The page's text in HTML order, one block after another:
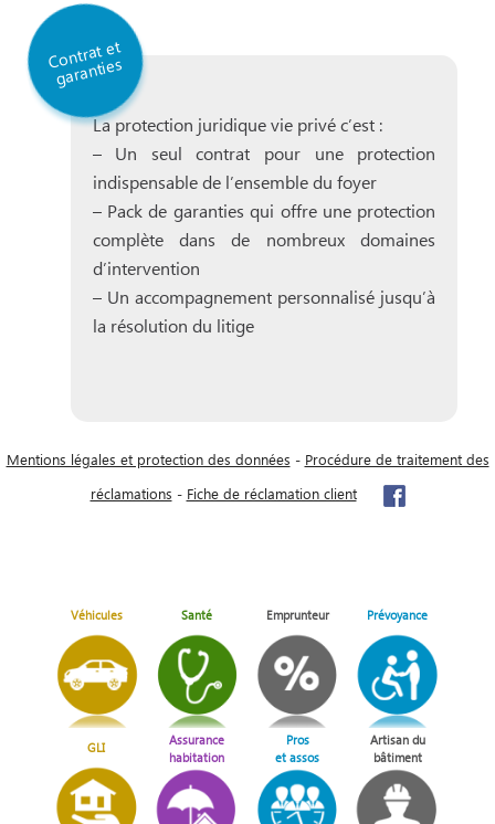
C
ontrat et
garanties
La protection juridique vie privé c’est :
– Un seul contrat pour une protection
indispensable de l’ensemble du foyer
– Pack de garanties qui offre une protection
complète dans de nombreux domaines
d’intervention
– Un accompagnement personnalisé jusqu’à
la résolution du litige
Mentions légales et protection des données - Procédure de traitement des
réclamations - Fiche de réclamation client
Véhicules Santé Emprunteur Prévoyance
GLI
Assurance
habitation
Pros
et assos
Artisan du
bâtiment